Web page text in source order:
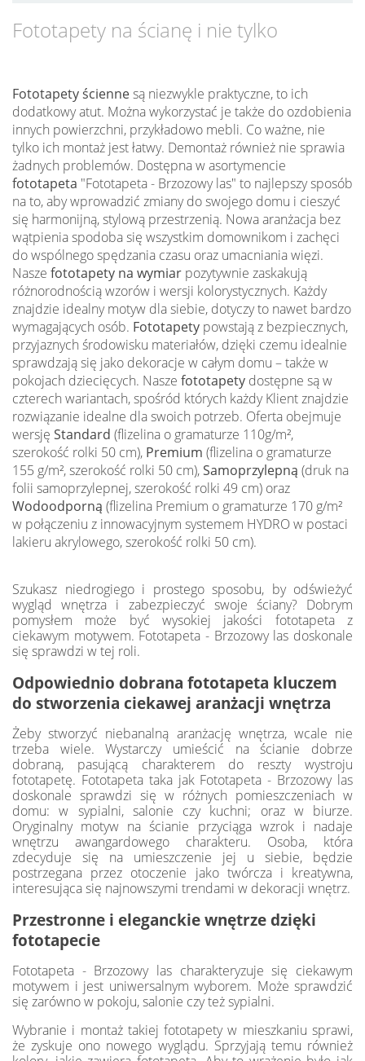
Fototapety na ścianę i nie tylko
Fototapety ściennesą niezwykle praktyczne, to ich
dodatkowy atut. Można wykorzystać je także do ozdobienia
innych powierzchni, przykładowo mebli. Co ważne, nie
tylko ich montaż jest łatwy. Demontaż również nie sprawia
żadnych problemów. Dostępna w asortymencie
fototapeta "Fototapeta - Brzozowy las" to najlepszy sposób
na to, aby wprowadzić zmiany do swojego domu i cieszyć
się harmonijną, stylową przestrzenią. Nowa aranżacja bez
wątpienia spodoba się wszystkim domownikom i zachęci
do wspólnego spędzania czasu oraz umacniania więzi.
Nasze fototapety na wymiar pozytywnie zaskakują
różnorodnością wzorów i wersji kolorystycznych. Każdy
znajdzie idealny motyw dla siebie, dotyczy to nawet bardzo
wymagających osób. Fototapety powstają z bezpiecznych,
przyjaznych środowisku materiałów, dzięki czemu idealnie
sprawdzają się jako dekoracje w całym domu – także w
pokojach dziecięcych. Nasze fototapety dostępne są w
czterech wariantach, spośród których każdy Klient znajdzie
rozwiązanie idealne dla swoich potrzeb. Oferta obejmuje
wersję Standard (flizelina o gramaturze 110g/m²,
szerokość rolki 50 cm), Premium (flizelina o gramaturze
155 g/m², szerokość rolki 50 cm),Samoprzylepną (druk na
folii samoprzylepnej, szerokość rolki 49 cm) oraz
Wodoodporną (flizelina Premium o gramaturze 170 g/m²
w połączeniu z innowacyjnym systemem HYDRO w postaci
lakieru akrylowego, szerokość rolki 50 cm).
Szukasz niedrogiego i prostego sposobu, by odświeżyć
wygląd wnętrza i zabezpieczyć swoje ściany? Dobrym
pomysłem może być wysokiej jakości fototapeta z
ciekawym motywem. Fototapeta - Brzozowy las doskonale
się sprawdzi w tej roli.
Odpowiednio dobrana fototapeta kluczem
do stworzenia ciekawej aranżacji wnętrza
Żeby stworzyć niebanalną aranżację wnętrza, wcale nie
trzeba wiele. Wystarczy umieścić na ścianie dobrze
dobraną, pasującą charakterem do reszty wystroju
fototapetę. Fototapeta taka jak Fototapeta - Brzozowy las
doskonale sprawdzi się w różnych pomieszczeniach w
domu: w sypialni, salonie czy kuchni; oraz w biurze.
Oryginalny motyw na ścianie przyciąga wzrok i nadaje
wnętrzu awangardowego charakteru. Osoba, która
zdecyduje się na umieszczenie jej u siebie, będzie
postrzegana przez otoczenie jako twórcza i kreatywna,
interesująca się najnowszymi trendami w dekoracji wnętrz.
Przestronne i eleganckie wnętrze dzięki
fototapecie
Fototapeta - Brzozowy las charakteryzuje się ciekawym
motywem i jest uniwersalnym wyborem. Może sprawdzić
się zarówno w pokoju, salonie czy też sypialni.
Wybranie i montaż takiej fototapety w mieszkaniu sprawi,
że zyskuje ono nowego wyglądu. Sprzyjają temu również